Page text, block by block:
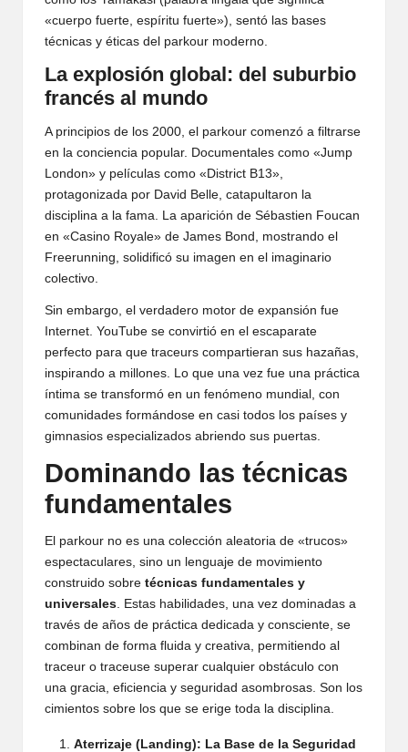
«cuerpo fuerte, espíritu fuerte»), sentó las bases
técnicas y éticas del parkour moderno.
La explosión global: del suburbio
francés al mundo
A principios de los 2000, el parkour comenzó a filtrarse
en la conciencia popular. Documentales como «Jump
London» y películas como «District B13»,
protagonizada por David Belle, catapultaron la
disciplina a la fama. La aparición de Sébastien Foucan
en «Casino Royale» de James Bond, mostrando el
Freerunning, solidificó su imagen en el imaginario
colectivo.
Sin embargo, el verdadero motor de expansión fue
Internet. YouTube se convirtió en el escaparate
perfecto para que traceurs compartieran sus hazañas,
inspirando a millones. Lo que una vez fue una práctica
íntima se transformó en un fenómeno mundial, con
comunidades formándose en casi todos los países y
gimnasios especializados abriendo sus puertas.
Dominando las técnicas
fundamentales
El parkour no es una colección aleatoria de «trucos»
espectaculares, sino un lenguaje de movimiento
construido sobre técnicas fundamentales y
universales . Estas habilidades, una vez dominadas a
través de años de práctica dedicada y consciente, se
combinan de forma fluida y creativa, permitiendo al
traceur o traceuse superar cualquier obstáculo con
una gracia, eficiencia y seguridad asombrosas. Son los
cimientos sobre los que se erige toda la disciplina.
Aterrizaje (Landing): La Base de la Seguridad